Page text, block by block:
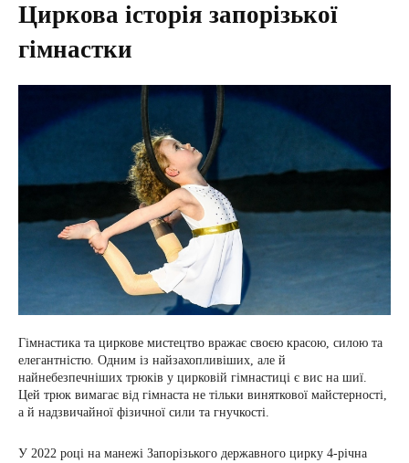
Циркова історія запорізької
гімнастки
Гімнастика та циркове мистецтво вражає своєю красою, силою та
елегантністю. Одним із найзахопливіших, але й
найнебезпечніших трюків у цирковій гімнастиці є вис на шиї.
Цей трюк вимагає від гімнаста не тільки виняткової майстерності,
а й надзвичайної фізичної сили та гнучкості.
У 2022 році на манежі Запорізького державного цирку 4-річна